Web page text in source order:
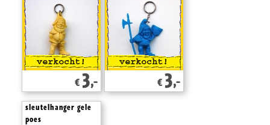
€ 3,- € 3,-
sleutelhanger gele
poes